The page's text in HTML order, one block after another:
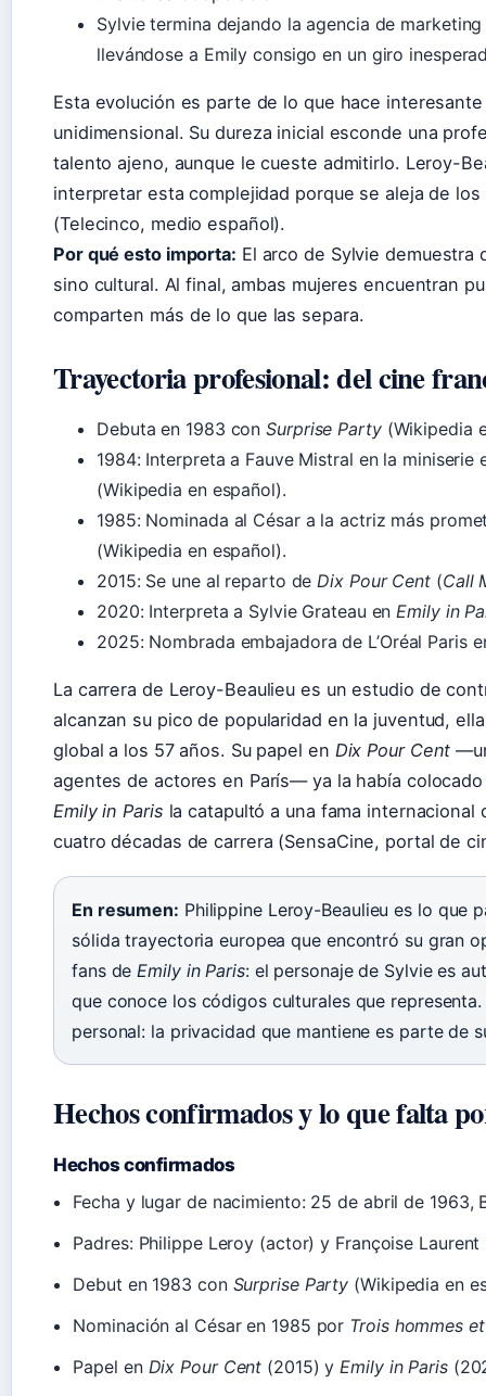
Sylvie termina dejando la agencia de
llevándose a Emily consigo en un giro
Esta evolución es parte de lo que hace
unidimensional. Su dureza inicial esconde una
talento ajeno, aunque le cueste admitirlo. Leroy-
interpretar esta complejidad porque se aleja de
(Telecinco, medio español).
Por qué esto importa: El arco de Sylvie
sino cultural. Al final, ambas mujeres encuentran
comparten más de lo que las separa.
Trayectoria profesional: del cine
Debuta en 1983 conSurprise Party(Wikipedia
1984: Interpreta a Fauve Mistral en la miniserie
(Wikipedia en español).
1985: Nominada al César a la actriz más
(Wikipedia en español).
2015: Se une al reparto deDix Pour Cent (Call
2020: Interpreta a Sylvie Grateau enEmily in
2025: Nombrada embajadora de L’Oréal Paris
La carrera de Leroy-Beaulieu es un estudio de
alcanzan su pico de popularidad en la juventud,
global a los 57 años. Su papel en Dix Pour Cent
agentes de actores en París— ya la había
Emily in Paris la catapultó a una fama
cuatro décadas de carrera (SensaCine, portal de
En resumen: Philippine Leroy-Beaulieu es lo que
sólida trayectoria europea que encontró su gran
fans deEmily in Paris: el personaje de Sylvie es
que conoce los códigos culturales que
personal: la privacidad que mantiene es parte de
Hechos confirmados y lo que falta
Hechos confirmados
Fecha y lugar de nacimiento: 25 de abril de
Padres: Philippe Leroy (actor) y Françoise
Debut en 1983 con Surprise Party (Wikipedia en
Nominación al César en 1985 por Trois hommes
Papel en Dix Pour Cent (2015) yEmily in Paris